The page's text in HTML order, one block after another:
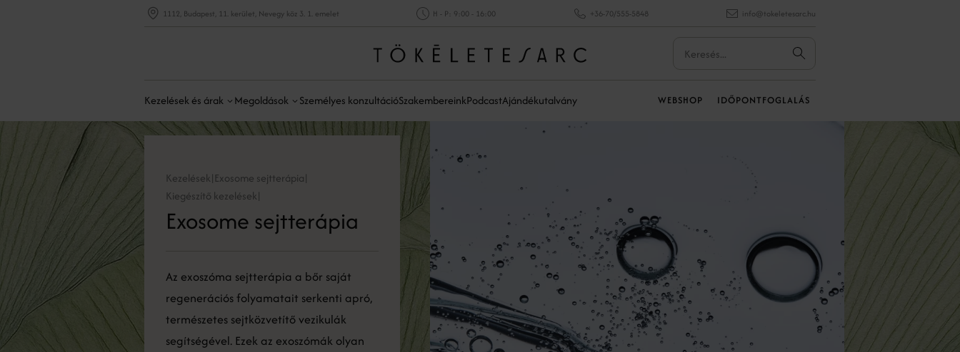
1112, Budapest, 11. kerület, Nevegy köz 3. 1. emelet H - P: 9:00 - 16:00 +36-70/555-5848 info@tokeletesarc.hu
Kezelések és árak Megoldások Személyes konzultációSzakembereinkPodcastAjándékutalvány WEBSHOP IDŐPONTFOGLALÁS
Kezelések|Exosome sejtterápia|
Kiegészítő kezelések|
Exosome sejtterápia
Az exoszóma sejtterápia a bőr saját
regenerációs folyamatait serkenti apró,
természetes sejtközvetítő vezikulák
segítségével. Ezek az exoszómák olyan